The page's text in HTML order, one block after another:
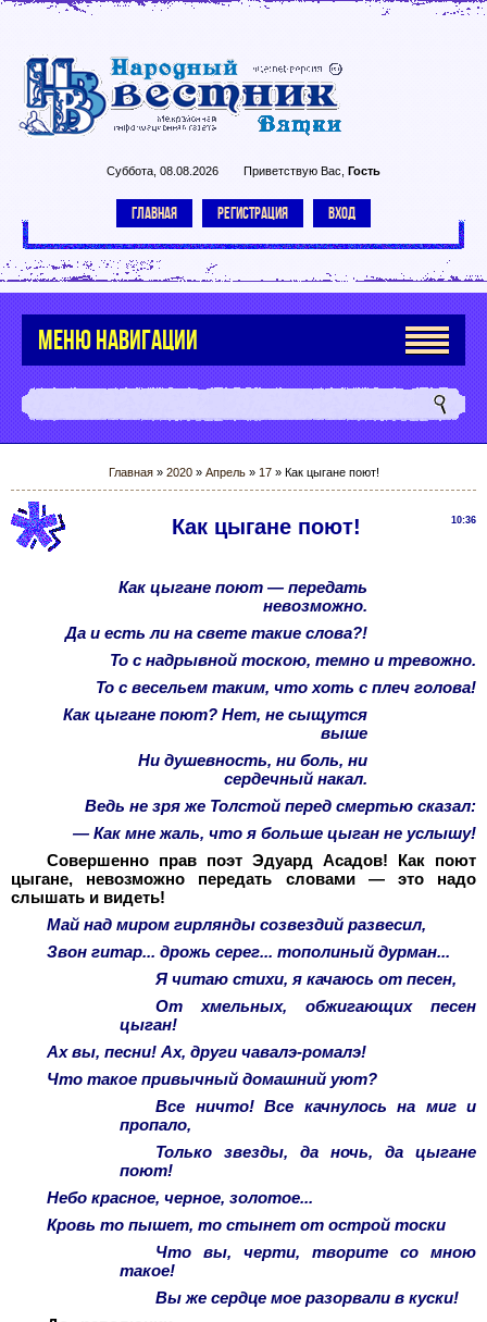
Суббота, 08.08.2026 Приветствую Вас Гость
ГЛАВНАЯ РЕГИСТРАЦИЯ ВХОД
МЕНЮ НАВИГАЦИИ
Главная» 2020 » Апрель » 17» Как цыгане поют!
10:36
Как цыгане поют!
Как цыгане поют — передать
невозможно.
Да и есть ли на свете такие слова?!
То с надрывной тоскою, темно и тревожно.
То с весельем таким, что хоть с плеч голова!
Как цыгане поют? Нет, не сыщутся
выше
Ни душевность, ни боль, ни
сердечный накал.
Ведь не зря же Толстой перед смертью сказал:
— Как мне жаль, что я больше цыган не услышу!
Совершенно прав поэт Эдуард Асадов! Как поют
цыгане, невозможно передать словами — это надо
слышать и видеть!
Май над миром гирлянды созвездий развесил,
Звон гитар... дрожь серег... тополиный дурман...
Я читаю стихи, я качаюсь от песен,
От хмельных, обжигающих песен
цыган!
Ах вы, песни! Ах, други чавалэ-ромалэ!
Что такое привычный домашний уют?
Все ничто! Все качнулось на миг и
пропало,
Только звезды, да ночь, да цыгане
поют!
Небо красное, черное, золотое...
Кровь то пышет, то стынет от острой тоски
Что вы, черти, творите со мною
такое!
Вы же сердце мое разорвали в куски!